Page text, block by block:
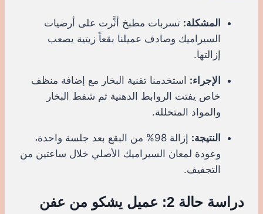
المشكلة: تسربات مطبخ أثَّرت على أرضيات
السيراميك وصادف عميلنا بقعاً زيتية يصعب
إزالتها.
الإجراء: استخدمنا تقنية البخار مع إضافة منظف
خاص يفتت الروابط الدهنية ثم شفط البخار
والمواد المتحللة.
النتيجة:
إزالة 98% من البقع بعد جلسة واحدة،
وعودة لمعان السيراميك الأصلي خلال ساعتين من
التجفيف.
دراسة حالة 2: عميل يشكو من عفن